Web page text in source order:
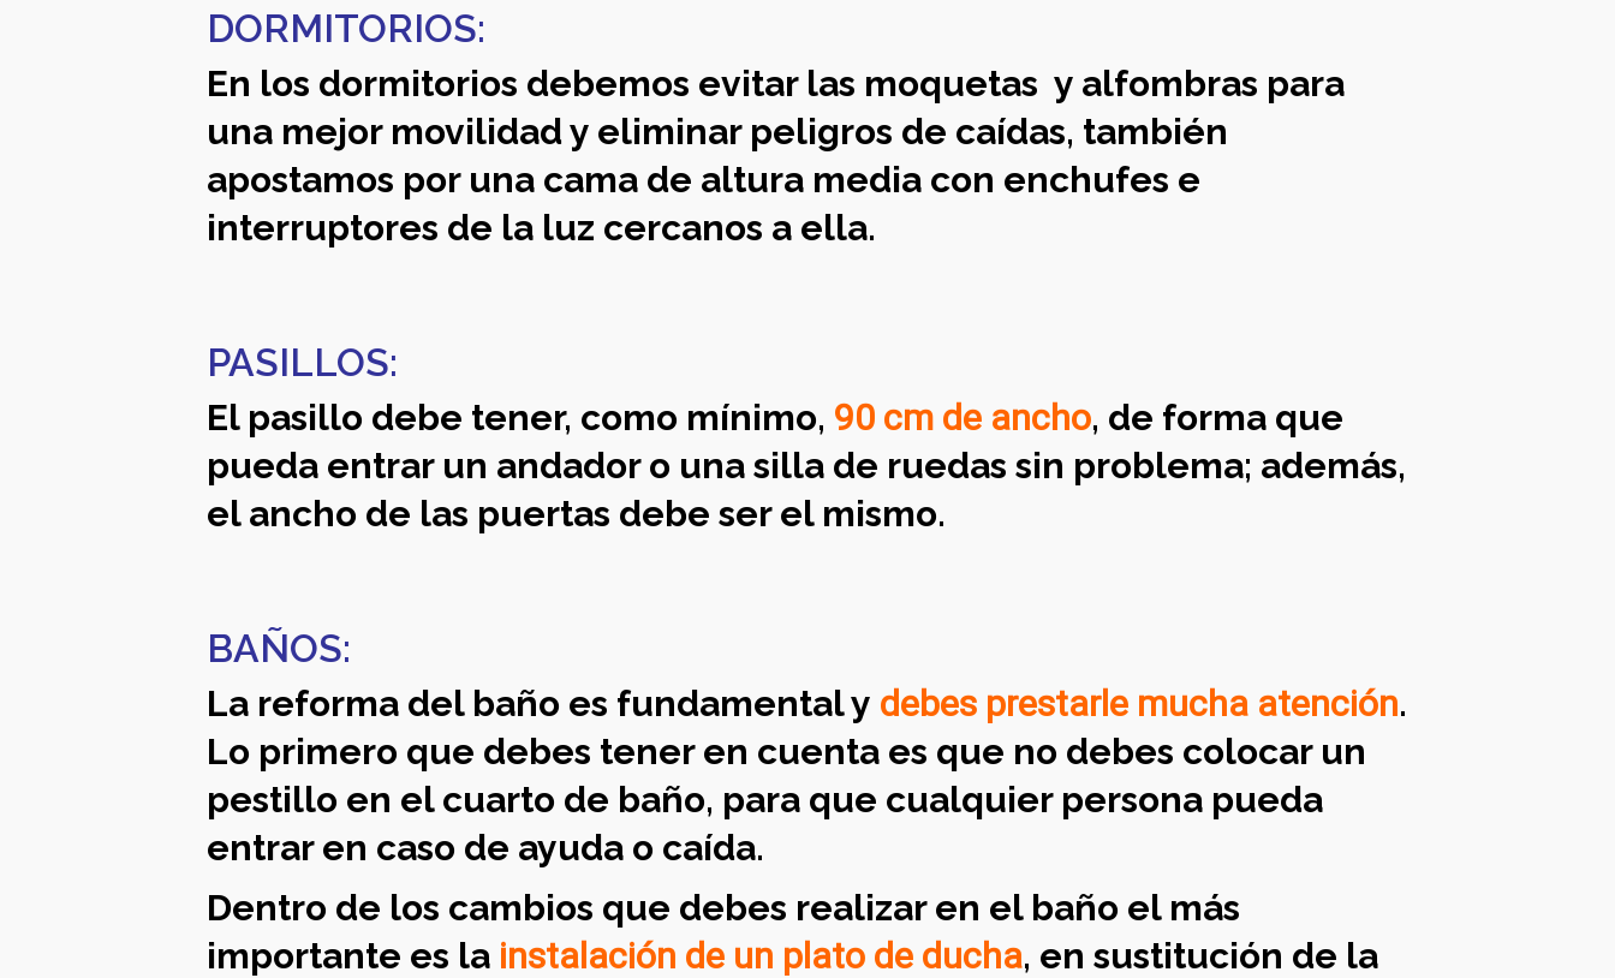
DORMITORIOS:
En los dormitorios debemos evitar las moquetas y alfombras para
una mejor movilidad y eliminar peligros de caídas, también
apostamos por una cama de altura media con enchufes e
interruptores de la luz cercanos a ella.
PASILLOS:
El pasillo debe tener, como mínimo, 90 cm de ancho, de forma que
pueda entrar un andador o una silla de ruedas sin problema; además,
el ancho de las puertas debe ser el mismo.
BAÑOS:
La reforma del baño es fundamental y debes prestarle mucha atención.
Lo primero que debes tener en cuenta es que no debes colocar un
pestillo en el cuarto de baño, para que cualquier persona pueda
entrar en caso de ayuda o caída.
Dentro de los cambios que debes realizar en el baño el más
importante es la instalación de un plato de ducha, en sustitución de la